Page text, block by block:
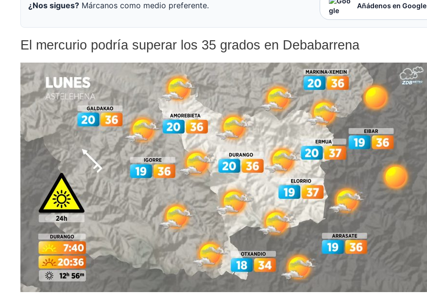
¿Nos sigues? Márcanos como medio preferente. Añádenos en Google
El mercurio podría superar los 35 grados en Debabarrena